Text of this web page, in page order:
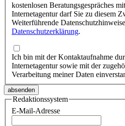
Internetagentur darf Sie zu diesem
Weiterführende
Datenschutzerklärung.
Ich bin mit der Kontaktaufnahme
Internetagentur sowie mit der
Verarbeitung meiner Daten
Redaktionssystem
E-Mail-Adresse